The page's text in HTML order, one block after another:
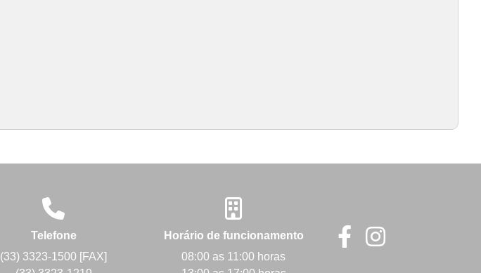
Telefone
(33) 3323-1500 [FAX]
Horário de funcionamento
08:00 as 11:00 horas